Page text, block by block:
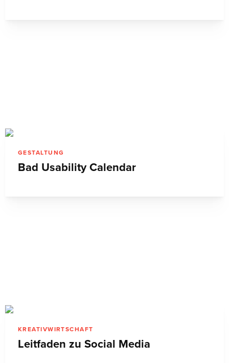
GESTALTUNG
Bad Usability Calendar
KREATIVWIRTSCHAFT
Leitfaden zu Social Media